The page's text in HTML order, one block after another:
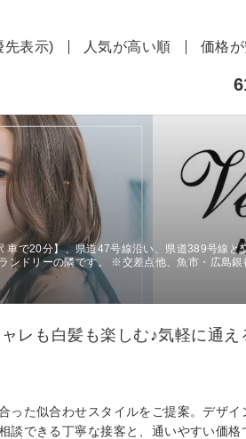
先表示) 人気が高い順 価格
車で20分】、県道47号線沿い、県道389号線と
ンドリーの隣です。 ※交差点他、魚市・広島銀
レも白髪も楽しむ♪気軽に通
た似合わせスタイルをご提案。デザイ
できる丁寧な接客と、通いやすい価格